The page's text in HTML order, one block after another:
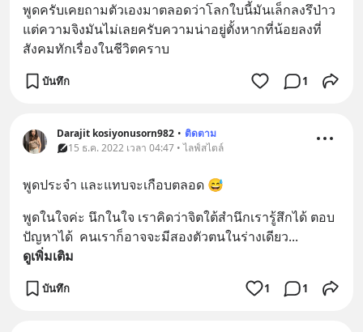
พูดครับเคยถามตัวเองมาตลอดว่าโลกใบนี้มันเล็กลงรึป่าว
แต่ความจิงมันไม่เลยครับความน่าอยู่ตั้งหากที่น้อยลงที่
สังคมทักเรื่องในชีวิตคราบ
บันทึก 1
Darajit kosiyonusorn982 • ติดตาม
15 ธ.ค. 2022 เวลา 04:47 • ไลฟ์สไตล์
พูดประจำ และแทบจะเกือบตลอด 😅
พูดในใจค่ะ นึกในใจ เราคิดว่าจิตใต้สำนึกเรารู้สึกได้ ตอบ
ปัญหาได้  คนเราก็อาจจะมีสองตัวตนในร่างเดียว...
ดูเพิ่มเติม
บันทึก 1 1